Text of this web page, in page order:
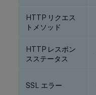
HTTP リクエス
トメソッド
HTTP レスポン
スステータス
SSL エラー